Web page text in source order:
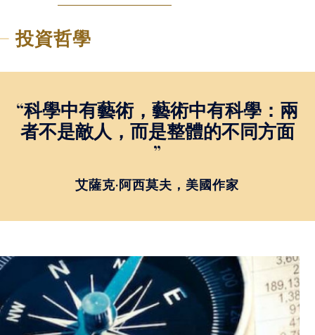
投資哲學
“科學中有藝術，藝術中有科學：兩
者不是敵人，而是整體的不同方面
”
艾薩克·阿西莫夫，美國作家